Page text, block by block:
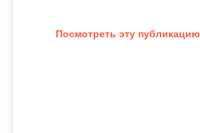
Посмотреть эту